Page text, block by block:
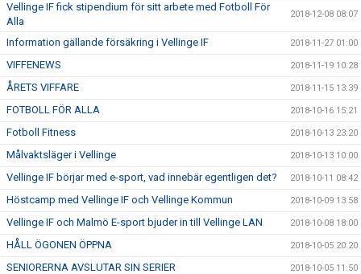
Vellinge IF fick stipendium för sitt arbete med Fotboll För
Alla
2018-12-08 08:07
Information gällande försäkring i Vellinge IF 2018-11-27 01:00
VIFFENEWS 2018-11-19 10:28
ÅRETS VIFFARE 2018-11-15 13:39
FOTBOLL FÖR ALLA 2018-10-16 15:21
Fotboll Fitness 2018-10-13 23:20
Målvaktsläger i Vellinge 2018-10-13 10:00
Vellinge IF börjar med e-sport, vad innebär egentligen det? 2018-10-11 08:42
Höstcamp med Vellinge IF och Vellinge Kommun 2018-10-09 13:58
Vellinge IF och Malmö E-sport bjuder in till Vellinge LAN 2018-10-08 18:00
HÅLL ÖGONEN ÖPPNA 2018-10-05 20:20
SENIORERNA AVSLUTAR SIN SERIER 2018-10-05 11:50